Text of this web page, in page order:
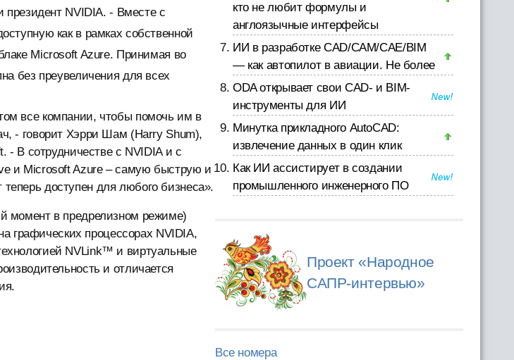
президент NVIDIA. - Вместе с
как в рамках собственной
Microsoft Azure. Принимая во
без преувеличения для всех
все компании, чтобы помочь им в
- говорит Хэрри Шам (Harry Shum),
- В сотрудничестве с NVIDIA и с
и Microsoft Azure – самую быструю и
доступен для любого бизнеса».
момент в предрелизном режиме)
графических процессорах NVIDIA,
NVLink™ и виртуальные
и отличается
кто не любит формулы и
англоязычные интерфейсы
ИИ в разработке CAD/CAM/CAE/BIM
— как автопилот в авиации. Не более
ODA открывает свои CAD- и BIM-
инструменты для ИИ
Минутка прикладного AutoCAD:
извлечение данных в один клик
Как ИИ ассистирует в создании
промышленного инженерного ПО
Проект «Народное
САПР-интервью»
Все номера